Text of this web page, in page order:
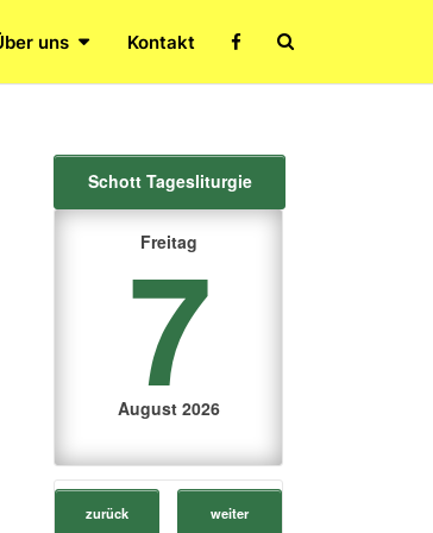
uns Kontakt
Search
Schott Tagesliturgie
Freitag
7
August 2026
zurück weiter